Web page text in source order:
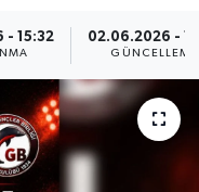
- 15:32 02.06.2026 -
GÜNCELLEME